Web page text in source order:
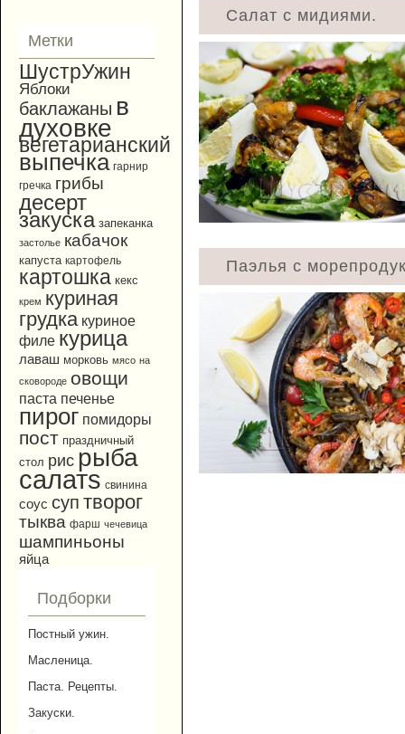
Метки
ШустрУжин
Яблоки
баклажаны в
духовке
вегетарианский
выпечка гарнир
гречка грибы
десерт
закуска запеканка
застолье кабачок
капуста картофель
картошка кекс
крем куриная
грудка куриное
филе курица
лаваш морковь мясо на
сковороде овощи
паста печенье
пирог помидоры
пост праздничный
стол рис рыба
салатs свинина
соус суп творог
тыква фарш чечевица
шампиньоны
яйца
Подборки
Постный ужин.
Масленица.
Паста. Рецепты.
Закуски.
Салат с мидиями.
Паэлья с